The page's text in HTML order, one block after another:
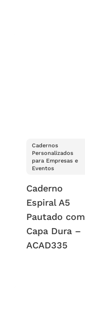
Cadernos
Personalizados
para Empresas e
Eventos
Caderno
Espiral A5
Pautado com
Capa Dura –
ACAD335